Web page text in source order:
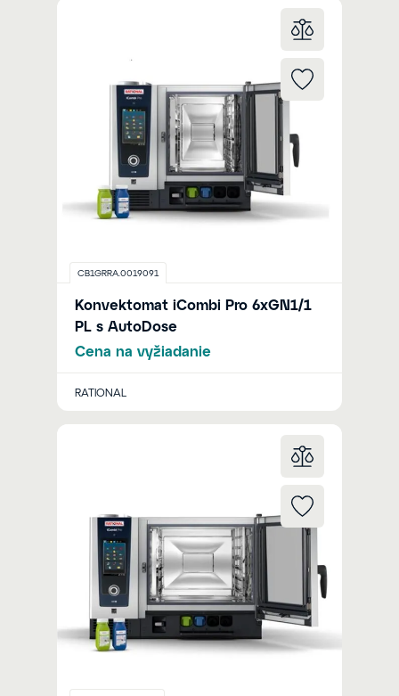
CB1GRRA.0019091
Konvektomat iCombi Pro 6xGN1/1
PL s AutoDose
Cena na vyžiadanie
RATIONAL